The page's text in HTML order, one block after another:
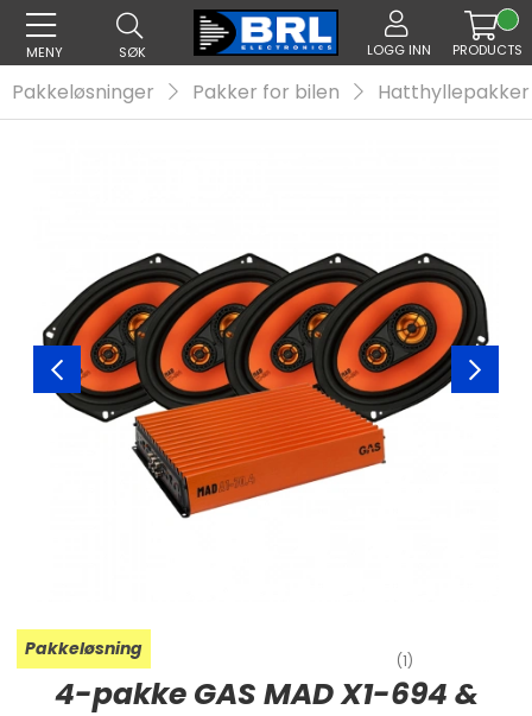
MENY SØK LOGG INN PRODUCTS
Pakkeløsninger Pakker for bilen Hatthyllepakker
Pakkeløsning
(1)
4-pakke GAS MAD X1-694 &